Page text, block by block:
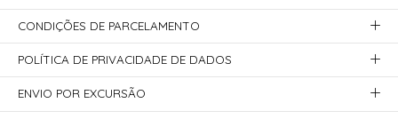
CONDIÇÕES DE PARCELAMENTO
POLÍTICA DE PRIVACIDADE DE DADOS
ENVIO POR EXCURSÃO